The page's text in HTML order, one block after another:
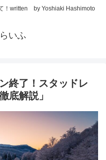
！written by Yoshiaki Hashimoto
いふ
終了！スタッドレ
底解説」